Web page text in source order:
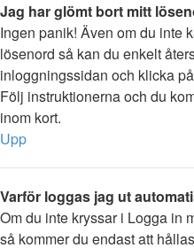
Jag har glömt bort mitt
Ingen panik! Även om du inte
lösenord så kan du enkelt
inloggningssidan och klicka
Följ instruktionerna och du
inom kort.
Upp
Varför loggas jag ut
Om du inte kryssar i Logga in
så kommer du endast att